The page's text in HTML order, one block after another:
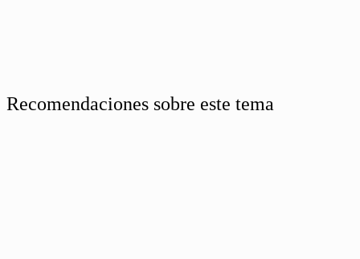
Recomendaciones sobre este tema